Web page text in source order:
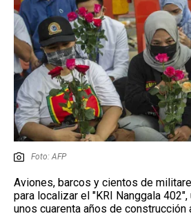
EMISIÓN 11:30 PM
Foto: AFP
Aviones, barcos y cientos de
para localizar el "KRI Nanggala
unos cuarenta años de construcción